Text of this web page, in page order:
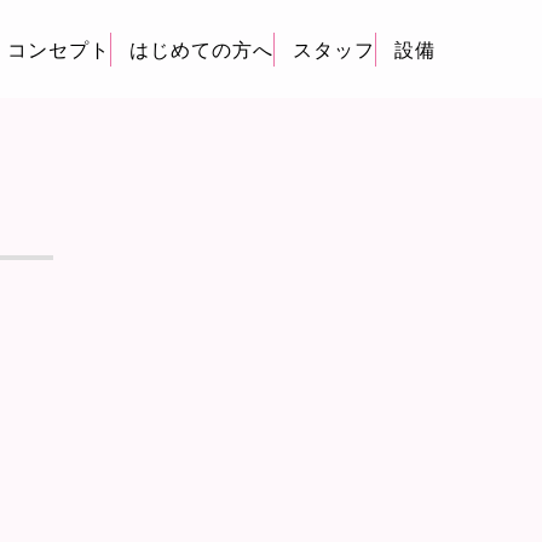
コンセプト はじめての方へ スタッフ 設備